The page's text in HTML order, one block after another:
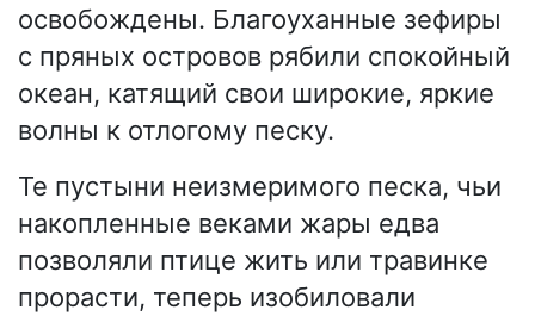
освобождены. Благоуханные зефиры
с пряных островов рябили спокойный
океан, катящий свои широкие, яркие
волны к отлогому песку.
Те пустыни неизмеримого песка, чьи
накопленные веками жары едва
позволяли птице жить или травинке
прорасти, теперь изобиловали